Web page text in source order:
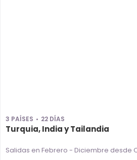
3 PAÍSES 22 DÍAS
Turquia, India y Tailandia
Salidas en Febrero - Diciembre desde